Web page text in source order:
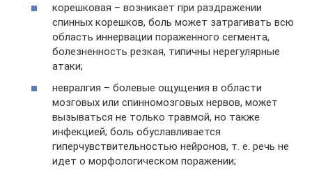
корешковая – возникает при раздражении
спинных корешков, боль может затрагивать всю
область иннервации пораженного сегмента,
болезненность резкая, типичны нерегулярные
атаки;
невралгия – болевые ощущения в области
мозговых или спинномозговых нервов, может
вызываться не только травмой, но также
инфекцией; боль обуславливается
гиперчувствительностью нейронов, т. е. речь не
идет о морфологическом поражении;